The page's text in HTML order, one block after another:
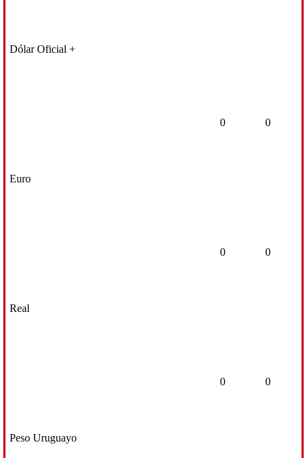
Dólar Oficial +
Euro
0 0
Real
0 0
Peso Uruguayo
0 0